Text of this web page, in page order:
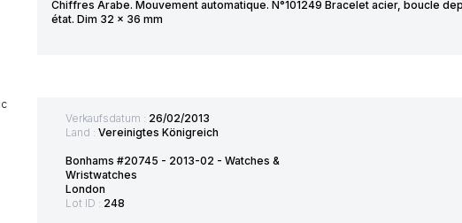
Chiffres Arabe. Mouvement automatique. N°101249 Bracelet acier, boucle
état. Dim 32 x 36 mm
Verkaufsdatum : 26/02/2013
Land : Vereinigtes Königreich
Bonhams #20745 - 2013-02 - Watches &
Wristwatches
London
Lot ID : 248